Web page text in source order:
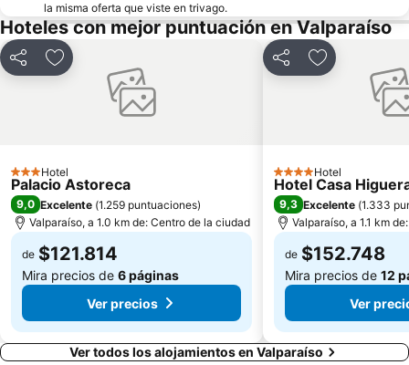
Plaza Libertador Bernardo OHiggins
Arco Británico
Parque Italia
Castillo Wulff
Islote Peñablanca
Palacio Rioja
Museo de Arqueologia e Historia Francisco Fonck
la misma oferta que viste en trivago.
Hoteles con mejor puntuación en Valparaíso
CompartirAgregar a favoritos
3 Estrellas
Hotel
Palacio Astoreca
9,0 Excelente (1.259 puntuaciones)
Valparaíso, a 1.0 km de: Centro de la ciudad
de $121.814
Mira precios de 6 páginas
Ver precios
CompartirAgregar a
4 Estrellas
Hotel
Hotel Casa
9,3 Excelente (1.333
Valparaíso, a 1.1 km
de $152.748
Mira precios de 12
Ver
Ver todos los alojamientos en Valparaíso